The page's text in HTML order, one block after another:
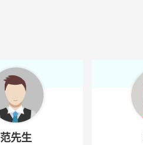
范先生